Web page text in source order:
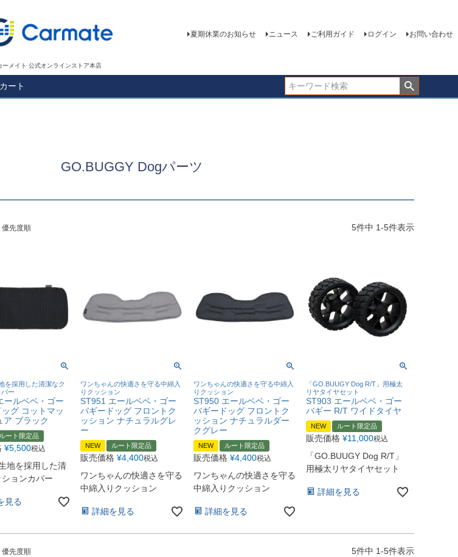
ーメイト 公式オンラインストア本店
夏期休業のお知らせ ニュース ご利用ガイド ログイン お問い合わせ
カート
GO.BUGGY Dogパーツ
優先度順 5件中 1-5件表示
を採用した清潔なク
ー
ールベベ・ゴー
グ コットマッ
ア ブラック
ルート限定品
¥5,500税込
地を採用した清
ョンカバー
見る
ワンちゃんの快適さを守る中綿入
りクッション
ST951 エールベベ・ゴー
バギードッグ フロントク
ッション ナチュラルグレ
ー
NEW ルート限定品
販売価格 ¥4,400税込
ワンちゃんの快適さを守る
中綿入りクッション
詳細を見る
ワンちゃんの快適さを守る中綿入
りクッション
ST950 エールベベ・ゴー
バギードッグ フロントク
ッション ナチュラルダー
クグレー
NEW ルート限定品
販売価格 ¥4,400税込
ワンちゃんの快適さを守る
中綿入りクッション
詳細を見る
「GO.BUUGY Dog R/T」用極太
リヤタイヤセット
ST903 エールベベ・ゴー
バギー R/T ワイドタイヤ
NEW ルート限定品
販売価格 ¥11,000税込
「GO.BUUGY Dog R/T」
用極太リヤタイヤセット
詳細を見る
優先度順 5件中 1-5件表示